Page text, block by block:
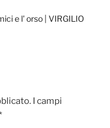
e l' orso | VIRGILIO
I campi